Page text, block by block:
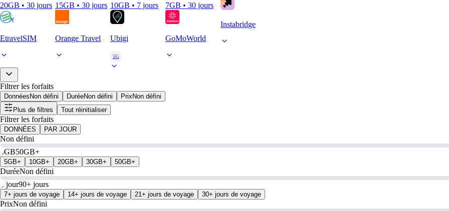
20GB • 30 jours
EtravelSIM
15GB • 30 jours
Orange Travel
10GB • 7 jours
Ubigi
5G
7GB • 30 jours
GoMoWorld
Instabridge
Filtrer les forfaits
Données Non défini DuréeNon défini Prix Non défini
Plus de filtres
Tout réinitialiser
Filtrer les forfaits
DONNÉES PAR JOUR
Non défini
0GB50GB+
5GB+ 10GB+ 20GB+ 30GB+ 50GB+
DuréeNon défini
1 jour90+ jours
7+ jours de voyage 14+ jours de voyage 21+ jours de voyage 30+ jours de voyage
PrixNon défini